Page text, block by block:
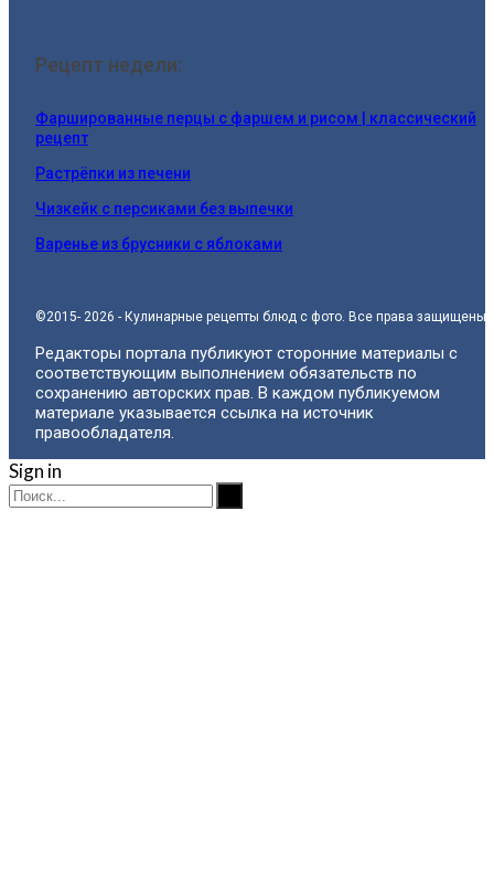
Рецепт недели:
Фаршированные перцы с фаршем и рисом | классический
рецепт
Растрёпки из печени
Чизкейк с персиками без выпечки
Варенье из брусники с яблоками
©2015- 2026 - Кулинарные рецепты блюд с фото. Все права защищены.
Редакторы портала публикуют сторонние материалы с
соответствующим выполнением обязательств по
сохранению авторских прав. В каждом публикуемом
материале указывается ссылка на источник
правообладателя.
Sign in